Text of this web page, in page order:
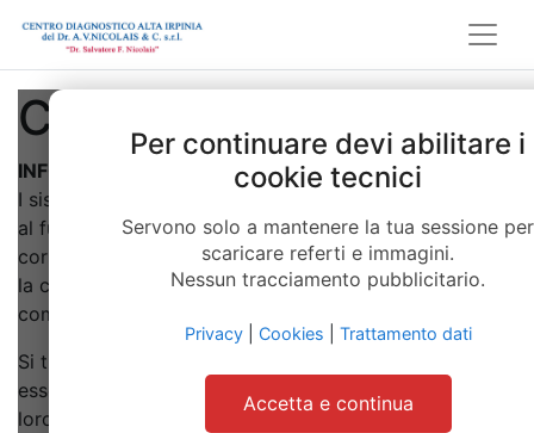
Per continuare devi abilitare i
cookie tecnici
Servono solo a mantenere la tua sessione per
scaricare referti e immagini.
Nessun tracciamento pubblicitario.
Privacy| Cookies Trattamento dati
Accetta e continua
Cookies
INFORMATIVA SUI COOKIES
I sistemi informatici e le procedure software preposte
al funzionamento di questo sito web acquisiscono, nel
corso del loro normale esercizio, alcuni dati personali
la cui trasmissione è implicita nell’uso dei protocolli di
comunicazione di Internet.
Si tratta di informazioni che non sono raccolte per
essere associate a interessati identificati, ma che per
loro stessa natura potrebbero, attraverso elaborazioni